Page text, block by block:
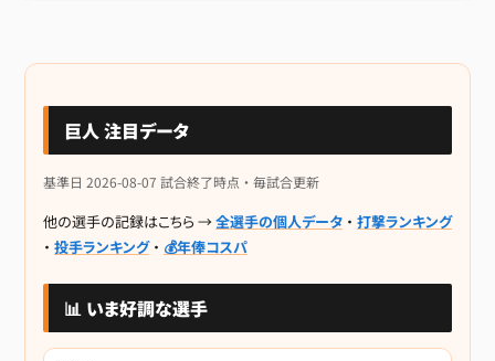
巨人 注目データ
基準日 2026-08-07 試合終了時点 ・ 毎試合更新
他の選手の記録はこちら →全選手の個人データ ・ 打撃ランキング
・ 投手ランキング・ 💰年俸コスパ
📊 いま好調な選手